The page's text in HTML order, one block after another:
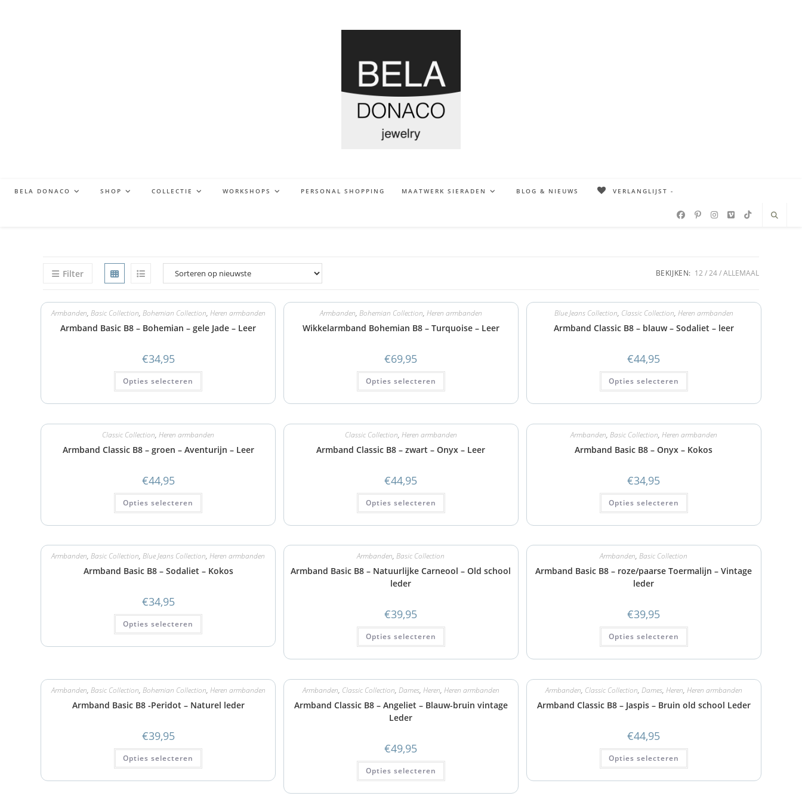
BELA DONACO SHOP COLLECTIE WORKSHOPS PERSONAL SHOPPING MAATWERK SIERADEN BLOG & NIEUWS VERLANGLIJST -
Filter BEKIJKEN: 12 24 ALLEMAAL
Armbanden, Basic Collection, Bohemian Collection, Heren armbanden
Armband Basic B8 – Bohemian – gele Jade – Leer
€34,95
Opties selecteren
Armbanden, Bohemian Collection, Heren armbanden
Wikkelarmband Bohemian B8 – Turquoise – Leer
€69,95
Opties selecteren
Blue Jeans Collection, Classic Collection, Heren armbanden
Armband Classic B8 – blauw – Sodaliet – leer
€44,95
Opties selecteren
Classic Collection,Heren armbanden
Armband Classic B8 – groen – Aventurijn – Leer
€44,95
Opties selecteren
Classic Collection, Heren armbanden
Armband Classic B8 – zwart – Onyx – Leer
€44,95
Opties selecteren
Armbanden, Basic Collection, Heren armbanden
Armband Basic B8 – Onyx – Kokos
€34,95
Opties selecteren
Armbanden,Basic Collection,Blue Jeans Collection,Heren armbanden
Armband Basic B8 – Sodaliet – Kokos
€34,95
Opties selecteren
Armbanden,Basic Collection
Armband Basic B8 – Natuurlijke Carneool – Old school
leder
€39,95
Opties selecteren
Armbanden,Basic Collection
Armband Basic B8 – roze/paarse Toermalijn – Vintage
leder
€39,95
Opties selecteren
Armbanden, Basic Collection, Bohemian Collection, Heren armbanden
Armband Basic B8 -Peridot – Naturel leder
€39,95
Opties selecteren
Armbanden, Classic Collection, Dames, Heren, Heren armbanden
Armband Classic B8 – Angeliet – Blauw-bruin vintage
Leder
€49,95
Opties selecteren
Armbanden, Classic Collection, Dames, Heren, Heren armbanden
Armband Classic B8 – Jaspis – Bruin old school Leder
€44,95
Opties selecteren